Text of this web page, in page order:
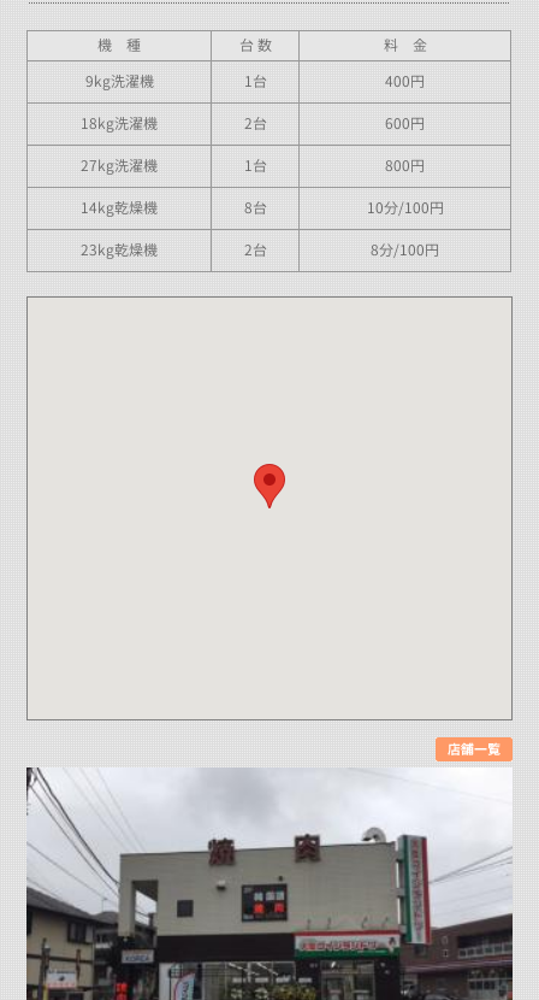
機 種 台 数
料 金
9kg洗濯機
1台 400円
18kg洗濯機 2台 600円
27kg洗濯機 1台 800円
14kg乾燥機 8台 10分/100円
23kg乾燥機 2台 8分/100円